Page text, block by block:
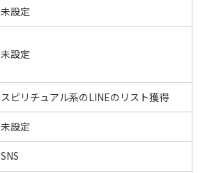
未設定
未設定
スピリチュアル系のLINEのリスト獲得
未設定
SNS